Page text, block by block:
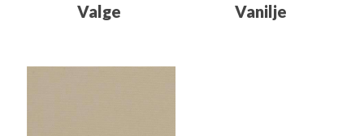
Valge Vanilje